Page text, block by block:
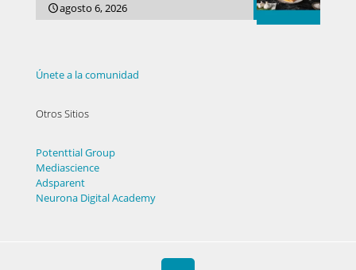
agosto 6, 2026
Únete a la comunidad
Otros Sitios
Potenttial Group
Mediascience
Adsparent
Neurona Digital Academy